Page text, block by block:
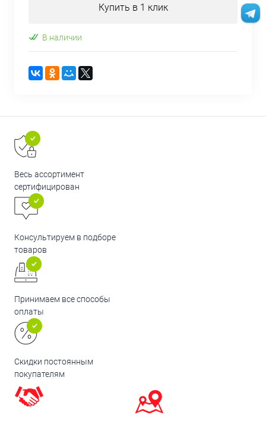
Купить в 1 клик
В наличии
Весь ассортимент
сертифицирован
Консультируем в подборе
товаров
Принимаем все способы
оплаты
Скидки постоянным
покупателям